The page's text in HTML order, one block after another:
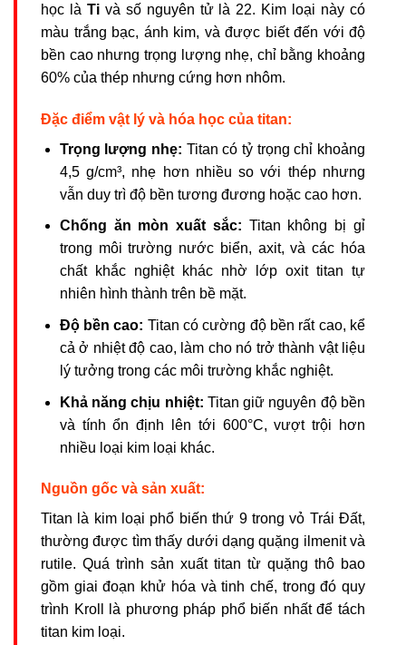
học là Tivà số nguyên tử là 22. Kim loại này có
màu trắng bạc, ánh kim, và được biết đến với độ
bền cao nhưng trọng lượng nhẹ, chỉ bằng khoảng
60% của thép nhưng cứng hơn nhôm.
Đặc điểm vật lý và hóa học của titan:
Trọng lượng nhẹ: Titan có tỷ trọng chỉ khoảng
4,5 g/cm³, nhẹ hơn nhiều so với thép nhưng
vẫn duy trì độ bền tương đương hoặc cao hơn.
Chống ăn mòn xuất sắc: Titan không bị gỉ
trong môi trường nước biển, axit, và các hóa
chất khắc nghiệt khác nhờ lớp oxit titan tự
nhiên hình thành trên bề mặt.
Độ bền cao: Titan có cường độ bền rất cao, kể
cả ở nhiệt độ cao, làm cho nó trở thành vật liệu
lý tưởng trong các môi trường khắc nghiệt.
Khả năng chịu nhiệt: Titan giữ nguyên độ bền
và tính ổn định lên tới 600°C, vượt trội hơn
nhiều loại kim loại khác.
Nguồn gốc và sản xuất:
Titan là kim loại phổ biến thứ 9 trong vỏ Trái Đất,
thường được tìm thấy dưới dạng quặng ilmenit và
rutile. Quá trình sản xuất titan từ quặng thô bao
gồm giai đoạn khử hóa và tinh chế, trong đó quy
trình Kroll là phương pháp phổ biến nhất để tách
titan kim loại.